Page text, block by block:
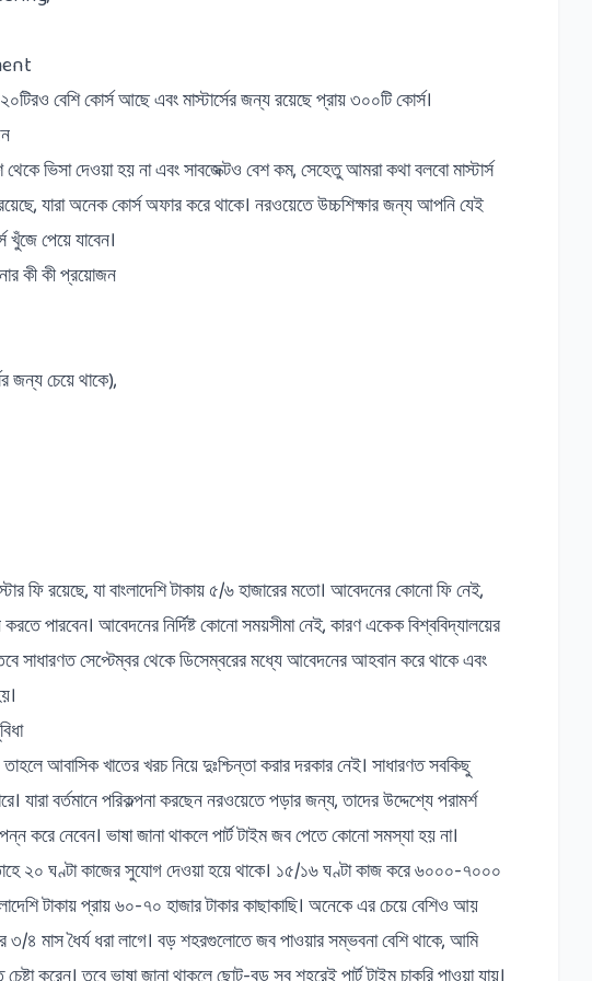
বেশি কোর্স আছে এবং মাস্টার্সের জন্য রয়েছে প্রায় ৩০০টি কোর্স।
ভিসা দেওয়া হয় না এবং সাবজেক্টও বেশ কম, সেহেতু আমরা কথা বলবো মাস্টার্স
যারা অনেক কোর্স অফার করে থাকে। নরওয়েতে উচ্চশিক্ষার জন্য আপনি যেই
পেয়ে যাবেন।
কী কী প্রয়োজন
জন্য চেয়ে থাকে),
ফি রয়েছে, যা বাংলাদেশি টাকায় ৫/৬ হাজারের মতো। আবেদনের কোনো ফি নেই,
পারবেন। আবেদনের নির্দিষ্ট কোনো সময়সীমা নেই, কারণ একেক বিশ্ববিদ্যালয়ের
সাধারণত সেপ্টেম্বর থেকে ডিসেম্বরের মধ্যে আবেদনের আহবান করে থাকে এবং
আবাসিক খাতের খরচ নিয়ে দুঃশ্চিন্তা করার দরকার নেই। সাধারণত সবকিছু
যারা বর্তমানে পরিকল্পনা করছেন নরওয়েতে পড়ার জন্য, তাদের উদ্দেশ্যে পরামর্শ
করে নেবেন। ভাষা জানা থাকলে পার্ট টাইম জব পেতে কোনো সমস্যা হয় না।
২০ ঘণ্টা কাজের সুযোগ দেওয়া হয়ে থাকে। ১৫/১৬ ঘণ্টা কাজ করে ৬০০০-৭০০০
টাকায় প্রায় ৬০-৭০ হাজার টাকার কাছাকাছি। অনেকে এর চেয়ে বেশিও আয়
৩/৪ মাস ধৈর্য ধরা লাগে। বড় শহরগুলোতে জব পাওয়ার সম্ভবনা বেশি থাকে, আমি